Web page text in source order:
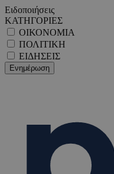
Ειδοποιήσεις
ΚΑΤΗΓΟΡΙΕΣ
ΟΙΚΟΝΟΜΙΑ
ΠΟΛΙΤΙΚΗ
ΕΙΔΗΣΕΙΣ